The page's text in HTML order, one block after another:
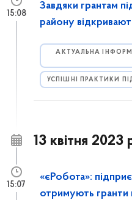
Завдяки грантам
району
АКТУАЛЬНА
УСПІШНІ ПРАКТИКИ
15:08
13 квітня 2023
«єРобота»:
отримують гранти
15:07